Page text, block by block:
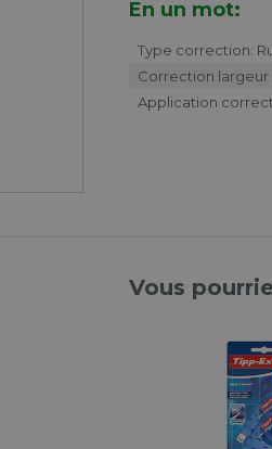
En un mot:
Type correction:
Correction largeur
Application
Vous